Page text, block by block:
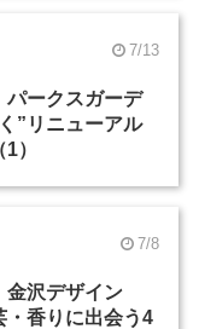
7/13
パークスガーデ
”リニューアル
）
7/8
金沢デザイン
・香りに出会う4